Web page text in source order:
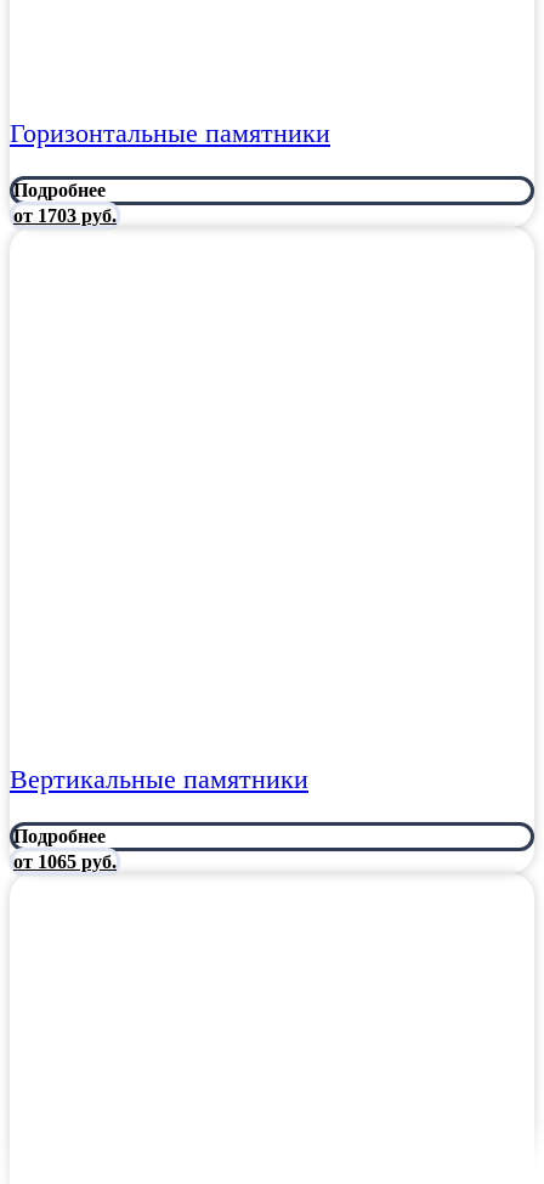
Горизонтальные памятники
Подробнее
от 1703 руб.
Вертикальные памятники
Подробнее
от 1065 руб.